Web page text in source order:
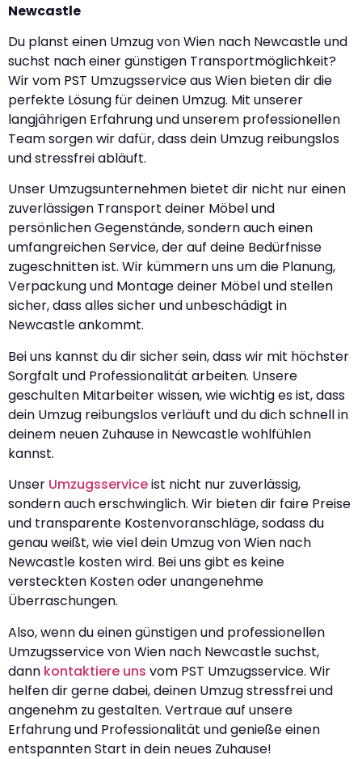
Newcastle
Du planst einen Umzug von Wien nach Newcastle und
suchst nach einer günstigen Transportmöglichkeit?
Wir vom PST Umzugsservice aus Wien bieten dir die
perfekte Lösung für deinen Umzug. Mit unserer
langjährigen Erfahrung und unserem professionellen
Team sorgen wir dafür, dass dein Umzug reibungslos
und stressfrei abläuft.
Unser Umzugsunternehmen bietet dir nicht nur einen
zuverlässigen Transport deiner Möbel und
persönlichen Gegenstände, sondern auch einen
umfangreichen Service, der auf deine Bedürfnisse
zugeschnitten ist. Wir kümmern uns um die Planung,
Verpackung und Montage deiner Möbel und stellen
sicher, dass alles sicher und unbeschädigt in
Newcastle ankommt.
Bei uns kannst du dir sicher sein, dass wir mit höchster
Sorgfalt und Professionalität arbeiten. Unsere
geschulten Mitarbeiter wissen, wie wichtig es ist, dass
dein Umzug reibungslos verläuft und du dich schnell in
deinem neuen Zuhause in Newcastle wohlfühlen
kannst.
Unser Umzugsserviceist nicht nur zuverlässig,
sondern auch erschwinglich. Wir bieten dir faire Preise
und transparente Kostenvoranschläge, sodass du
genau weißt, wie viel dein Umzug von Wien nach
Newcastle kosten wird. Bei uns gibt es keine
versteckten Kosten oder unangenehme
Überraschungen.
Also, wenn du einen günstigen und professionellen
Umzugsservice von Wien nach Newcastle suchst,
dann kontaktiere uns vom PST Umzugsservice. Wir
helfen dir gerne dabei, deinen Umzug stressfrei und
angenehm zu gestalten. Vertraue auf unsere
Erfahrung und Professionalität und genieße einen
entspannten Start in dein neues Zuhause!